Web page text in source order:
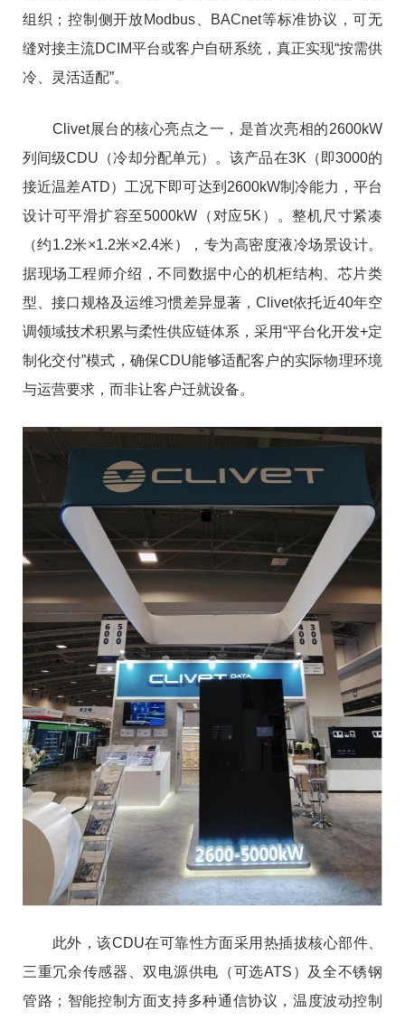
组织；控制侧开放Modbus、BACnet等标准协议，可无
缝对接主流DCIM平台或客户自研系统，真正实现“按需供
冷、灵活适配”。
Clivet展台的核心亮点之一，是首次亮相的2600kW
列间级CDU（冷却分配单元）。该产品在3K（即3000的
接近温差ATD）工况下即可达到2600kW制冷能力，平台
设计可平滑扩容至5000kW（对应5K）。整机尺寸紧凑
（约1.2米×1.2米×2.4米），专为高密度液冷场景设计。
据现场工程师介绍，不同数据中心的机柜结构、芯片类
型、接口规格及运维习惯差异显著，Clivet依托近40年空
调领域技术积累与柔性供应链体系，采用“平台化开发+定
制化交付”模式，确保CDU能够适配客户的实际物理环境
与运营要求，而非让客户迁就设备。
此外，该CDU在可靠性方面采用热插拔核心部件、
三重冗余传感器、双电源供电（可选ATS）及全不锈钢
管路；智能控制方面支持多种通信协议，温度波动控制